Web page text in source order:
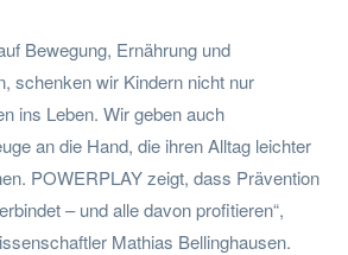
Bewegung, Ernährung und
schenken wir Kindern nicht nur
ins Leben. Wir geben auch
an die Hand, die ihren Alltag leichter
POWERPLAY zeigt, dass Prävention
– und alle davon profitieren“,
Mathias Bellinghausen.